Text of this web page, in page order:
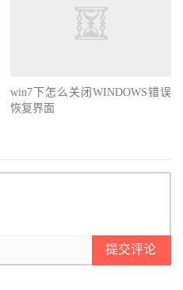
win7下怎么关闭WINDOWS错误
恢复界面
提交评论